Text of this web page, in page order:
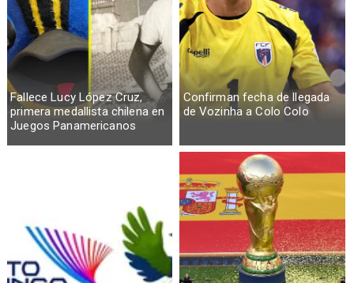
Fallece Lucy López Cruz,
primera medallista chilena en
Juegos Panamericanos
Confirman fecha de llegada
de Vozinha a Colo Colo